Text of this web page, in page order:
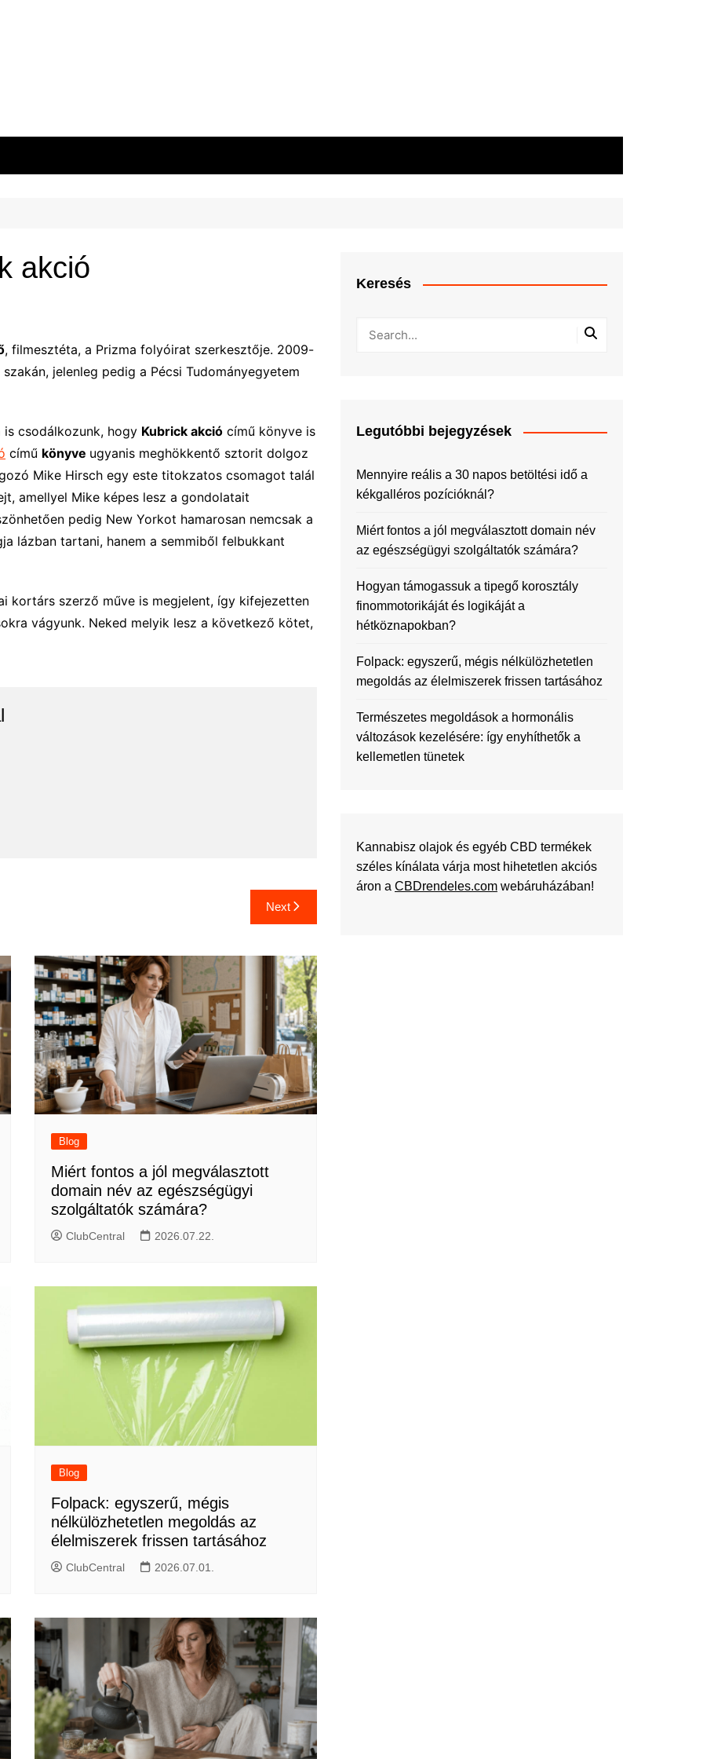
akció
, filmesztéta, a Prizma folyóirat szerkesztője. 2009-
jelenleg pedig a Pécsi Tudományegyetem
is csodálkozunk, hogy Kubrick akció című könyve is
című könyve ugyanis meghökkentő sztorit dolgoz
Mike Hirsch egy este titokzatos csomagot talál
amellyel Mike képes lesz a gondolatait
pedig New Yorkot hamarosan nemcsak a
lázban tartani, hanem a semmiből felbukkant
kortárs szerző műve is megjelent, így kifejezetten
vágyunk. Neked melyik lesz a következő kötet,
Next
Blog
Miért fontos a jól megválasztott
domain név az egészségügyi
szolgáltatók számára?
ClubCentral 2026.07.22.
Blog
Folpack: egyszerű, mégis
nélkülözhetetlen megoldás az
élelmiszerek frissen tartásához
ClubCentral 2026.07.01.
Keresés
Legutóbbi bejegyzések
Mennyire reális a 30 napos betöltési idő a
kékgalléros pozícióknál?
Miért fontos a jól megválasztott domain név
az egészségügyi szolgáltatók számára?
Hogyan támogassuk a tipegő korosztály
finommotorikáját és logikáját a
hétköznapokban?
Folpack: egyszerű, mégis nélkülözhetetlen
megoldás az élelmiszerek frissen tartásához
Természetes megoldások a hormonális
változások kezelésére: így enyhíthetők a
kellemetlen tünetek
Kannabisz olajok és egyéb CBD termékek
széles kínálata várja most hihetetlen akciós
áron a CBDrendeles.com webáruházában!